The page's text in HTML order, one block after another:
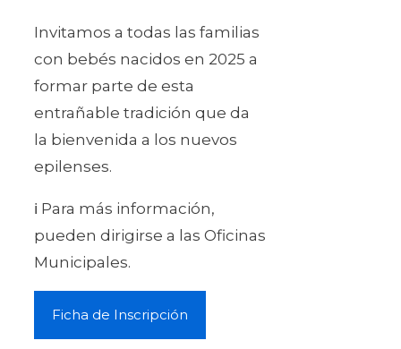
Invitamos a todas las familias
con bebés nacidos en 2025 a
formar parte de esta
entrañable tradición que da
la bienvenida a los nuevos
epilenses.
ℹ️ Para más información,
pueden dirigirse a las Oficinas
Municipales.
Ficha de Inscripción